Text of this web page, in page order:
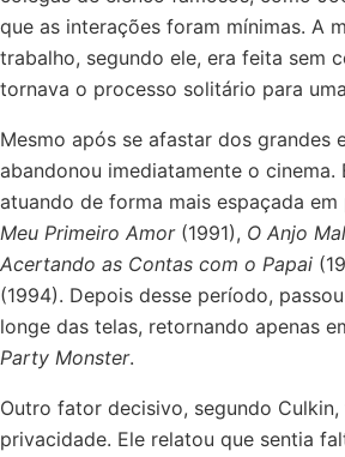
que as interações foram mínimas. A
trabalho, segundo ele, era feita sem
tornava o processo solitário para
Mesmo após se afastar dos grandes
abandonou imediatamente o cinema.
atuando de forma mais espaçada
Meu Primeiro Amor(1991), O Anjo
Acertando as Contas com o Papai
(1994). Depois desse período,
longe das telas, retornando apenas
Party Monster.
Outro fator decisivo, segundo
privacidade. Ele relatou que sentia